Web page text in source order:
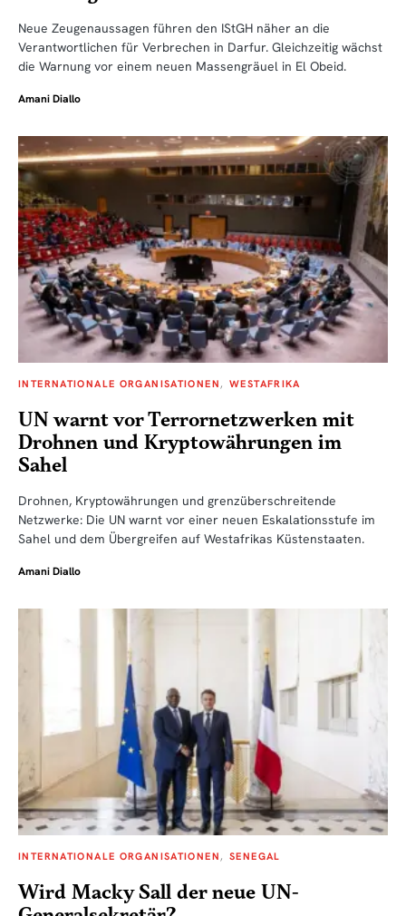
Neue Zeugenaussagen führen den IStGH näher an die
Verantwortlichen für Verbrechen in Darfur. Gleichzeitig wächst
die Warnung vor einem neuen Massengräuel in El Obeid.
Amani Diallo
INTERNATIONALE ORGANISATIONEN WESTAFRIKA
UN warnt vor Terrornetzwerken mit
Drohnen und Kryptowährungen im
Sahel
Drohnen, Kryptowährungen und grenzüberschreitende
Netzwerke: Die UN warnt vor einer neuen Eskalationsstufe im
Sahel und dem Übergreifen auf Westafrikas Küstenstaaten.
Amani Diallo
INTERNATIONALE ORGANISATIONEN SENEGAL
Wird Macky Sall der neue UN-